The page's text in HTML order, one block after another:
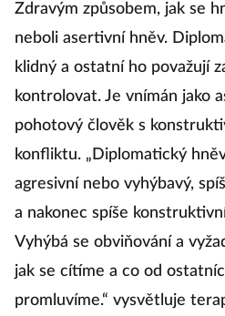
Zdravým způsobem, jak se
neboli asertivní hněv.
klidný a ostatní ho považují
kontrolovat. Je vnímán jako
pohotový člověk s
konfliktu. „Diplomatický
agresivní nebo vyhýbavý,
a nakonec spíše
Vyhýbá se obviňování a
jak se cítíme a co od
promluvíme.“ vysvětluje